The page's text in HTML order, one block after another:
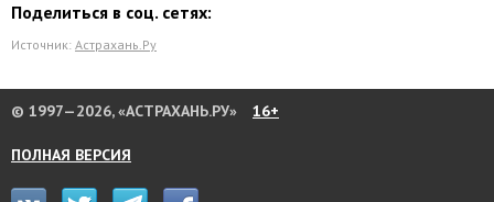
Поделиться в соц. сетях:
Источник: Астрахань.Ру
© 1997—2026, «АСТРАХАНЬ.РУ» 16+
ПОЛНАЯ ВЕРСИЯ